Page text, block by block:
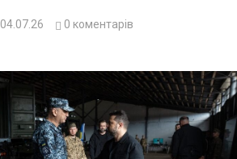
04.07.26 0 коментарів